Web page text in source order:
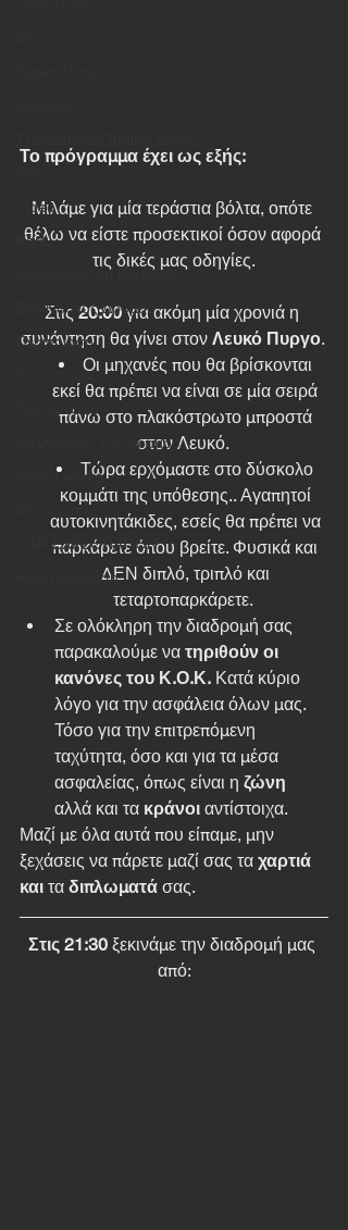
Video
Kart
Εξοικονόμηση Ενέργειας
Επικίνδυνος Δρόμος
Περιποίηση
Καλλιτέχνες
Του Δρόμου
Καλλιτέχνες του δρόμου
How it works
Μετατροπές
CAR EXPLORATION
Ηλεκτροκίνηση
Το πρόγραμμα έχει ως εξής:
Μιλάμε για μία τεράστια βόλτα, οπότε
θέλω να είστε προσεκτικοί όσον αφορά
τις δικές μας οδηγίες.
Στις 20:00 για ακόμη μία χρονιά η
συνάντηση θα γίνει στον Λευκό Πυργο.
Οι μηχανές που θα βρίσκονται
εκεί θα πρέπει να είναι σε μία σειρά
πάνω στο πλακόστρωτο μπροστά
στον Λευκό.
Τώρα ερχόμαστε στο δύσκολο
κομμάτι της υπόθεσης.. Αγαπητοί
αυτοκινητάκιδες, εσείς θα πρέπει να
παρκάρετε όπου βρείτε. Φυσικά και
ΔΕΝ διπλό, τριπλό και
τεταρτοπαρκάρετε.
Σε ολόκληρη την διαδρομή σας
παρακαλούμε να τηριθούν οι
κανόνες του Κ.Ο.Κ. Κατά κύριο
λόγο για την ασφάλεια όλων μας.
Τόσο για την επιτρεπόμενη
ταχύτητα, όσο και για τα μέσα
ασφαλείας, όπως είναι η ζώνη
αλλά και τα κράνοι αντίστοιχα.
Μαζί με όλα αυτά που είπαμε, μην
ξεχάσεις να πάρετε μαζί σας τα χαρτιά
και τα διπλωματά σας.
Στις 21:30 ξεκινάμε την διαδρομή μας
από: